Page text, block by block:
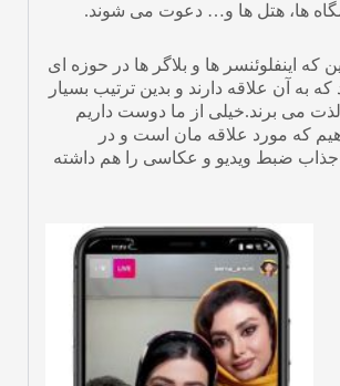
ها، هتل ها و… دعوت می شوند.
که اینفلوئنسر ها و بلاگر ها در حوزه ای
به آن علاقه دارند و بدین ترتیب بسیار
لذت می برند.خیلی از ما دوست داریم
که مورد علاقه مان است و در
ضبط ویدیو و عکاسی را هم داشته